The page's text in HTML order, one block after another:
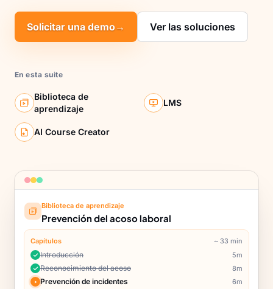
Solicitar una demo→ Ver las soluciones
En esta suite
Biblioteca de
aprendizaje
LMS
AI Course Creator
Biblioteca de aprendizaje
Prevención del acoso laboral
Capítulos ~ 33 min
Introducción 5m
Reconocimiento del acoso 8m
Prevención de incidentes 6m